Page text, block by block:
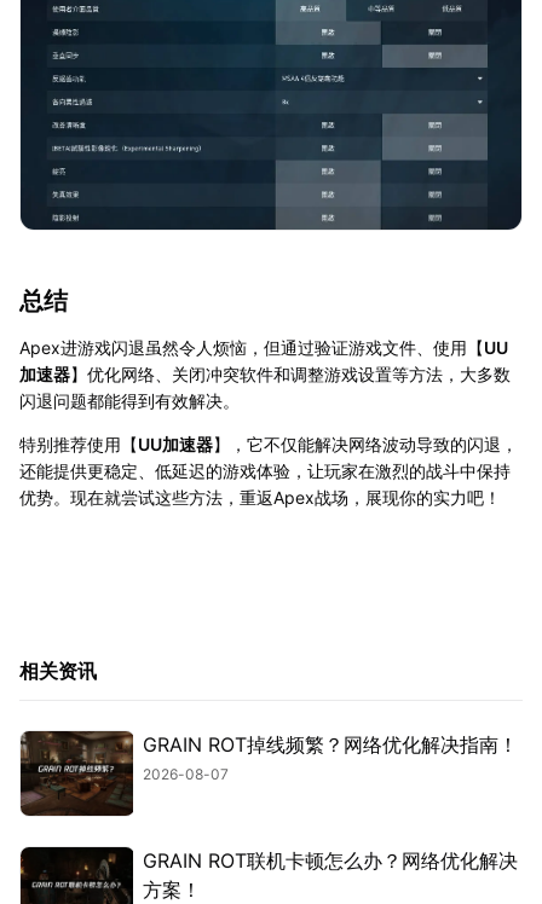
总结
Apex进游戏闪退虽然令人烦恼，但通过验证游戏文件、使用【UU
加速器】优化网络、关闭冲突软件和调整游戏设置等方法，大多数
闪退问题都能得到有效解决。
特别推荐使用【UU加速器】，它不仅能解决网络波动导致的闪退，
还能提供更稳定、低延迟的游戏体验，让玩家在激烈的战斗中保持
优势。现在就尝试这些方法，重返Apex战场，展现你的实力吧！
相关资讯
GRAIN ROT掉线频繁？网络优化解决指南！
2026-08-07
GRAIN ROT联机卡顿怎么办？网络优化解决
方案！